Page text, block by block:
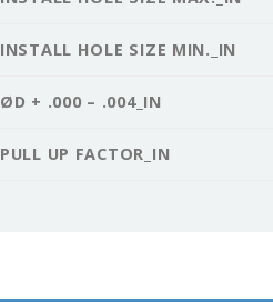
INSTALL HOLE SIZE MIN._IN
ØD + .000 – .004_IN
PULL UP FACTOR_IN